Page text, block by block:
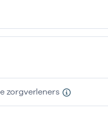
zorgverleners